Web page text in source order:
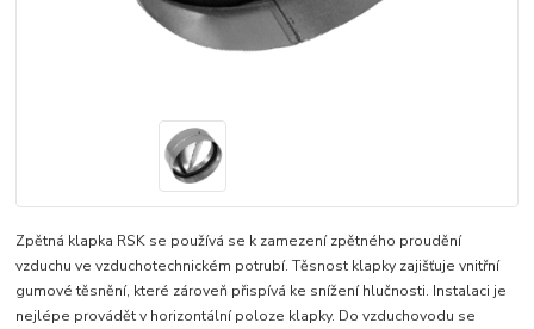
Zpětná klapka RSK se používá se k zamezení zpětného proudění
vzduchu ve vzduchotechnickém potrubí. Těsnost klapky zajišťuje vnitřní
gumové těsnění, které zároveň přispívá ke snížení hlučnosti. Instalaci je
nejlépe provádět v horizontální poloze klapky. Do vzduchovodu se